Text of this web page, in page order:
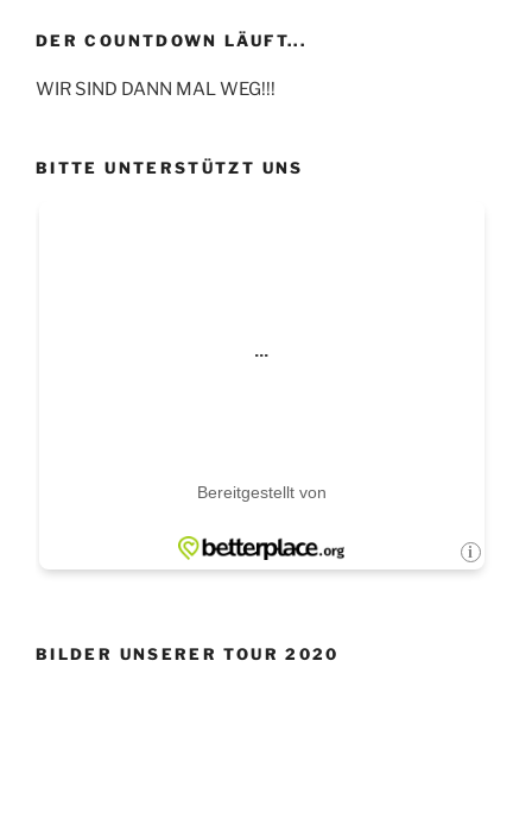
DER COUNTDOWN LÄUFT...
WIR SIND DANN MAL WEG!!!
BITTE UNTERSTÜTZT UNS
BILDER UNSERER TOUR 2020